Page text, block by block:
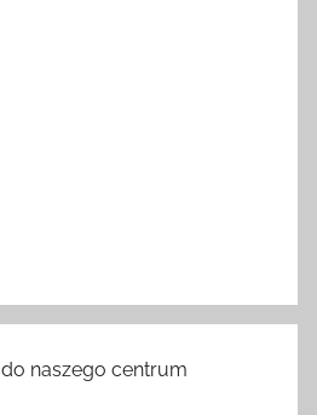
do naszego centrum